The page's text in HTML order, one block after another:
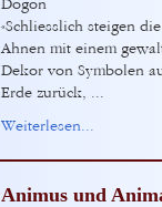
Dogon
«Schliesslich steigen
Ahnen mit einem
Dekor von Symbolen
Erde zurück, ...
Weiterlesen...
Animus und